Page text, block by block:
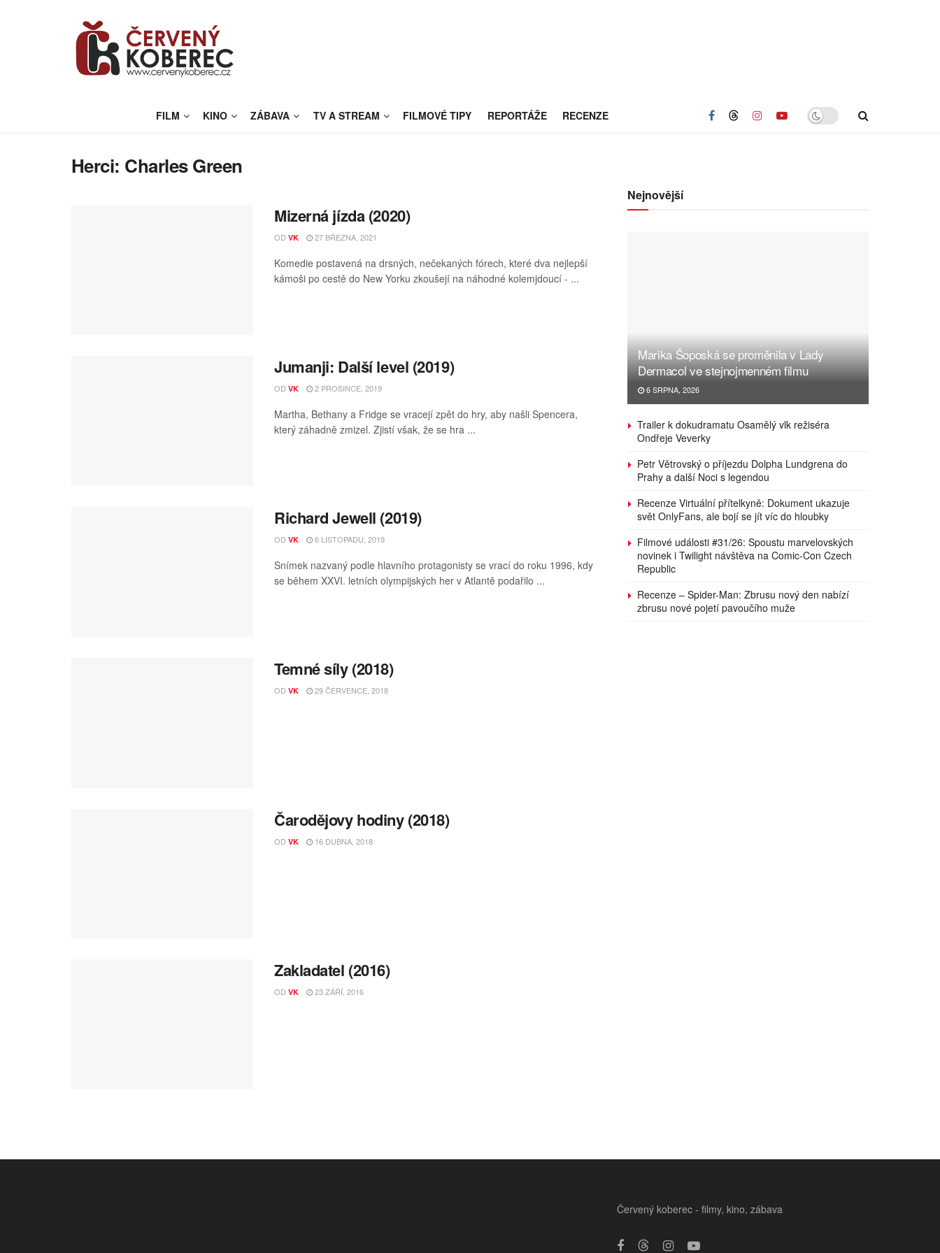
FILM KINO ZÁBAVA TV A STREAM FILMOVÉ TIPY REPORTÁŽE RECENZE
Herci: Charles Green
Mizerná jízda (2020)
OD VK 27 BŘEZNA, 2021
Komedie postavená na drsných, nečekaných fórech, které dva nejlepší
kámoši po cestě do New Yorku zkoušejí na náhodné kolemjdoucí - ...
Jumanji: Další level (2019)
OD VK 2 PROSINCE, 2019
Martha, Bethany a Fridge se vracejí zpět do hry, aby našli Spencera,
který záhadně zmizel. Zjistí však, že se hra ...
Richard Jewell (2019)
OD VK 6 LISTOPADU, 2019
Snímek nazvaný podle hlavního protagonisty se vrací do roku 1996, kdy
se během XXVI. letních olympijských her v Atlantě podařilo ...
Temné síly (2018)
OD VK 29 ČERVENCE, 2018
Čarodějovy hodiny (2018)
OD VK 16 DUBNA, 2018
Zakladatel (2016)
OD VK 23 ZÁŘÍ, 2016
Nejnovější
Marika Šoposká se proměnila v Lady
Dermacol ve stejnojmenném filmu
6 SRPNA, 2026
Trailer k dokudramatu Osamělý vlk režiséra
Ondřeje Veverky
Petr Větrovský o příjezdu Dolpha Lundgrena do
Prahy a další Noci s legendou
Recenze Virtuální přítelkyně: Dokument ukazuje
svět OnlyFans, ale bojí se jít víc do hloubky
Filmové události #31/26: Spoustu marvelovských
novinek i Twilight návštěva na Comic-Con Czech
Republic
Recenze – Spider-Man: Zbrusu nový den nabízí
zbrusu nové pojetí pavoučího muže
Červený koberec - filmy, kino, zábava